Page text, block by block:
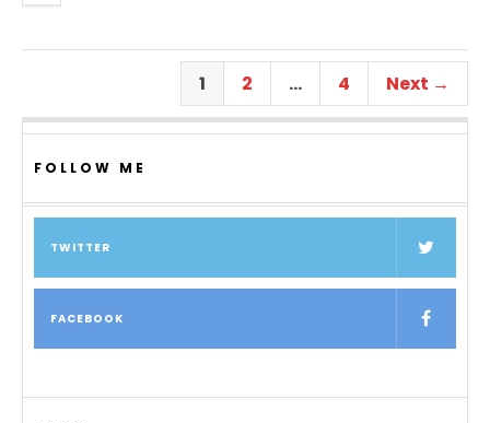
1 2 … 4 Next →
FOLLOW ME
TWITTER
FACEBOOK